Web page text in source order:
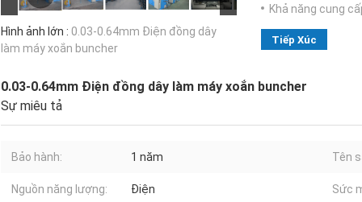
Hình ảnh lớn : 0.03-0.64mm Điện đồng dây
làm máy xoắn buncher
Khả năng cung
Tiếp Xúc
0.03-0.64mm Điện đồng dây làm máy xoắn buncher
Sự miêu tả
Bảo hành: 1 năm Tên
Nguồn năng lượng: Điện Sức